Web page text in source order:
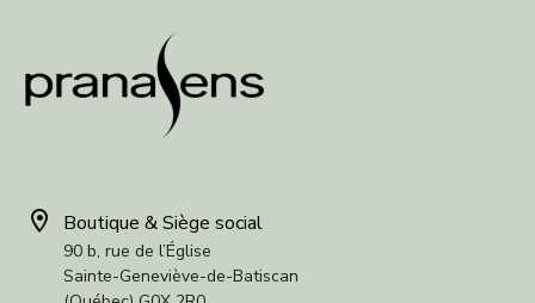

 Boutique & Siège social
90 b, rue de l’Église
Sainte-Geneviève-de-Batiscan